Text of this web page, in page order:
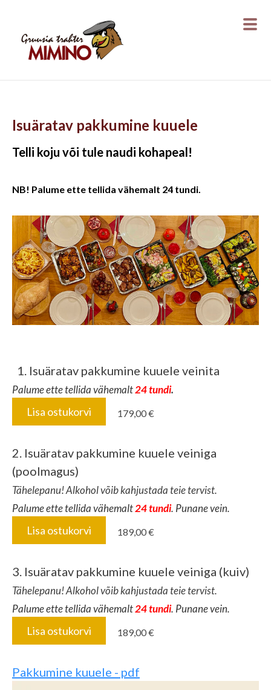
Isuäratav pakkumine kuuele
Telli koju või tule naudi kohapeal!
NB! Palume ette tellida vähemalt 24 tundi.
1. Isuäratav pakkumine kuuele veinita
Palume ette tellida vähemalt24 tundi.
Lisa ostukorvi 179,00 €
2. Isuäratav pakkumine kuuele veiniga
(poolmagus)
Tähelepanu! Alkohol võib kahjustada teie tervist.
Palume ette tellida vähemalt24 tundi. Punane vein.
Lisa ostukorvi 189,00 €
3. Isuäratav pakkumine kuuele veiniga (kuiv)
Tähelepanu! Alkohol võib kahjustada teie tervist.
Palume ette tellida vähemalt24 tundi. Punane vein.
Lisa ostukorvi 189,00 €
Pakkumine kuuele - pdf